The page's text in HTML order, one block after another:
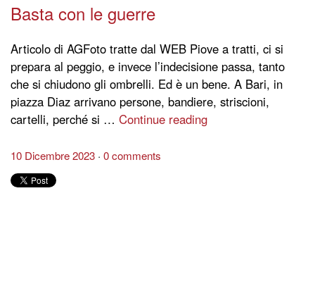
Basta con le guerre
Articolo di AGFoto tratte dal WEB Piove a tratti, ci si
prepara al peggio, e invece l’indecisione passa, tanto
che si chiudono gli ombrelli. Ed è un bene. A Bari, in
piazza Diaz arrivano persone, bandiere, striscioni,
cartelli, perché si … Continue reading
10 Dicembre 2023 0 comments